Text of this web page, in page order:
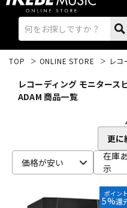
ベース
TOP ONLINE STORE レ
レコーディング モニタース
ADAM 商品一覧
更に
価格が安い
在庫
示
ポイント
5%還